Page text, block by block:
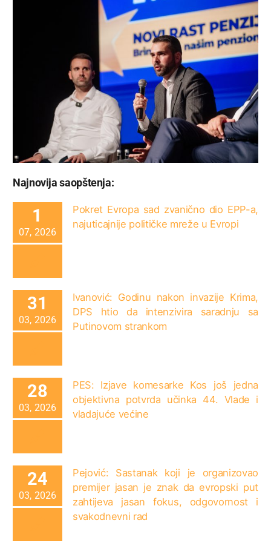
Najnovija saopštenja:
1
07, 2026
Pokret Evropa sad zvanično dio EPP-a,
najuticajnije političke mreže u Evropi
31
03, 2026
Ivanović: Godinu nakon invazije Krima,
DPS htio da intenzivira saradnju sa
Putinovom strankom
28
03, 2026
PES: Izjave komesarke Kos još jedna
objektivna potvrda učinka 44. Vlade i
vladajuće većine
24
03, 2026
Pejović: Sastanak koji je organizovao
premijer jasan je znak da evropski put
zahtijeva jasan fokus, odgovornost i
svakodnevni rad